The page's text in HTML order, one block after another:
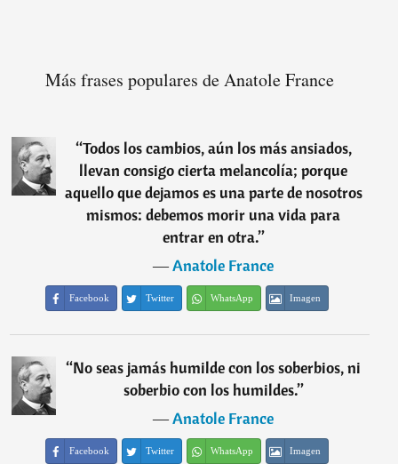
Más frases populares de Anatole France
“Todos los cambios, aún los más ansiados,
llevan consigo cierta melancolía; porque
aquello que dejamos es una parte de nosotros
mismos: debemos morir una vida para
entrar en otra.”
―Anatole France
Facebook Twitter WhatsApp Imagen
“No seas jamás humilde con los soberbios, ni
soberbio con los humildes.”
―Anatole France
Facebook Twitter WhatsApp Imagen